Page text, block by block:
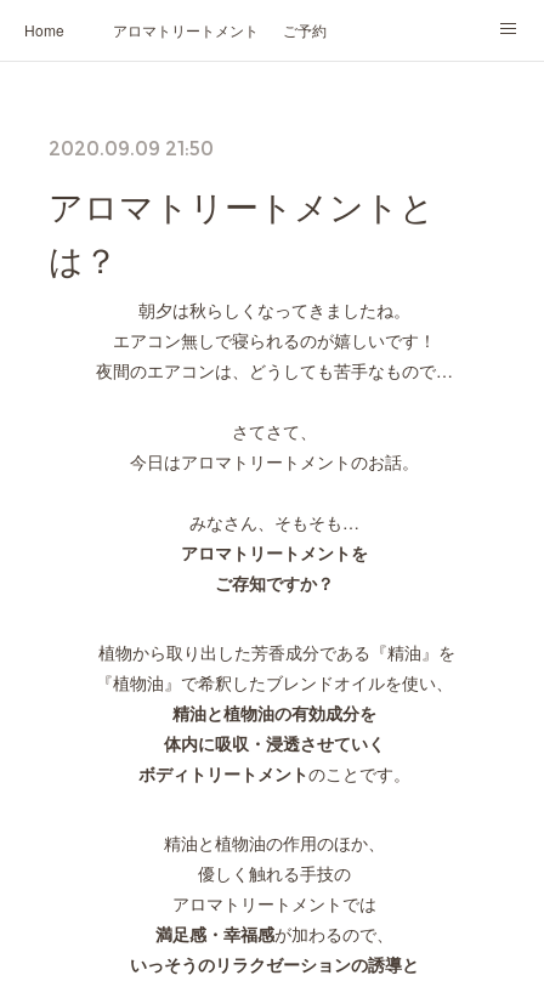
Home アロマトリートメント ご予約
プロフィール
2020.09.09 21:50
アロマトリートメントと
は？
朝夕は秋らしくなってきましたね。
エアコン無しで寝られるのが嬉しいです！
夜間のエアコンは、どうしても苦手なもので…
さてさて、
今日はアロマトリートメントのお話。
みなさん、そもそも…
アロマトリートメントを
ご存知ですか？
植物から取り出した芳香成分である『精油』を
『植物油』で希釈したブレンドオイルを使い、
精油と植物油の有効成分を
体内に吸収・浸透させていく
ボディトリートメントのことです。
精油と植物油の作用のほか、
優しく触れる手技の
アロマトリートメントでは
満足感・幸福感が加わるので、
いっそうのリラクゼーションの誘導と